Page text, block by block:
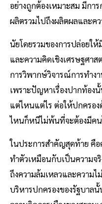
อย่างถูกต้องเหมาะสม มีกา
ผลิตรวมไปถึงผลิตผลและค
นัยโดยรวมของการปล่อยใ
และความคิดเชิงเศรษฐศาส
การวิพากษ์วิจารณ์การทำง
เพราะปัญหาเรื่องปากท้อง
แต่ไหนแต่ไร ต่อให้ปกครอง
ไหนก็หนีไม่พ้นที่จะต้องมีค
ในประการสำคัญสุดท้าย คื
ทำตัวเหมือนกับเป็นความจ
ถึงความล้มเหลวและความ
บริหารปกครองของรัฐบาลนั้